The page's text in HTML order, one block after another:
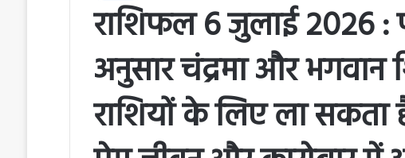
राशिफल 6 जुलाई 2026 :
अनुसार चंद्रमा और
राशियों के लिए ला